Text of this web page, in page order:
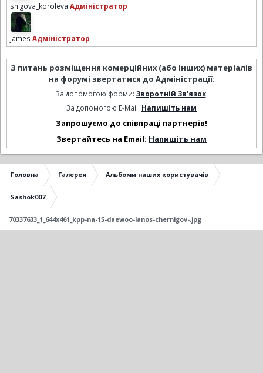
snigova_koroleva Адміністратор
james Адміністратор
З питань розміщення комерційних (або інших) матеріалів
на форумі звертатися до Адміністрації:
За допомогою форми: Зворотній Зв'язок.
За допомогою E-Mail: Напишіть нам
Запрошуємо до співпраці партнерів!
Звертайтесь на Email: Напишіть нам
Головна Галерея Альбоми наших користувачів
Sashok007
70337633_1_644x461_kpp-na-15-daewoo-lanos-chernigov-.jpg